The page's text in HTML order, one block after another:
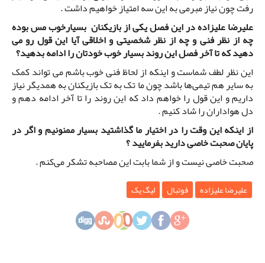
رفت چون نیاز مبرمی به این سه امتیاز خواهیم داشت .
علیرضا علیزاده در این فصل یکی از بازیکنان بسیارخوب مس بوده
چه از نظر فنی و چه از نظر شخصیتی و اخلاقی آیا این قول رو می
دهید که تا آخر فصل این روند بسیار خوب خودتان را ادامه بدهید؟
این نظر لطف شماست و اینکه از لحاظ فنی خوب باشم می تواند کمک
به سایر هم تیمی‌ها باشد چون ما تک به تک بازیکنان به همدیگر نیاز
داریم و این قول را خواهم داد که این روند را تا آخر ادامه دهم و
دل هواداران را شاد کنیم .
از اینکه این وقت را در اختیار ما گذاشتید بسیار ممنونیم و اگر در
پایان صحبت خاصی دارید بفرمایید ؟
صحبت خاصی نیست و از شما بابت این مصاحبه تشکر می‌کنم .
علیرضا علیزاده فوتبال لیگ یک